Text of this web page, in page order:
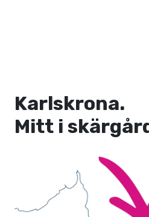
Karlskrona.
Mitt i